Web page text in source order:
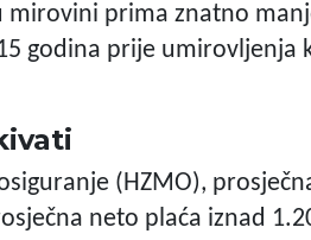
mirovini prima znatno
godina prije umirovljenja
(HZMO),
neto plaća iznad